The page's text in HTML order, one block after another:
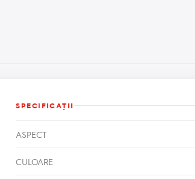
SPECIFICAŢII
ASPECT
CULOARE